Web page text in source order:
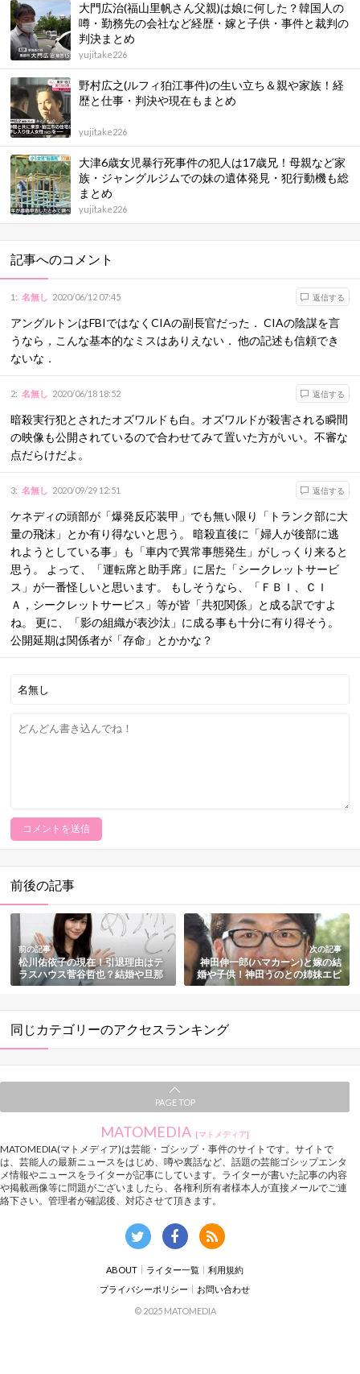
大門広治(福山里帆さん父親)は娘に何した？韓国人の
噂・勤務先の会社など経歴・嫁と子供・事件と裁判の
判決まとめ
yujitake226
野村広之(ルフィ狛江事件)の生い立ち＆親や家族！経
歴と仕事・判決や現在もまとめ
yujitake226
大津6歳女児暴行死事件の犯人は17歳兄！母親など家
族・ジャングルジムでの妹の遺体発見・犯行動機も総
まとめ
yujitake226
記事へのコメント
1 : 名無し 2020/06/12 07:45 返信する
アングルトンはFBIではなくCIAの副長官だった． CIAの陰謀を言
うなら，こんな基本的なミスはありえない． 他の記述も信頼でき
ないな．
2: 名無し 2020/06/18 18:52 返信する
暗殺実行犯とされたオズワルドも白。オズワルドが殺害される瞬間
の映像も公開されているので合わせてみて置いた方がいい。不審な
点だらけだよ。
3: 名無し 2020/09/29 12:51 返信する
ケネディの頭部が「爆発反応装甲」でも無い限り「トランク部に大
量の飛沫」とか有り得ないと思う。 暗殺直後に「婦人が後部に逃
れようとしている事」も「車内で異常事態発生」がしっくり来ると
思う。 よって、「運転席と助手席」に居た「シークレットサービ
ス」が一番怪しいと思います。 もしそうなら、「ＦＢＩ、ＣＩ
Ａ，シークレットサービス」等が皆「共犯関係」と成る訳ですよ
ね。 更に、「影の組織が表沙汰」に成る事も十分に有り得そう。
公開延期は関係者が「存命」とかかな？
前後の記事
前の記事
松川佑依子の現在！引退理由はテ
ラスハウス菅谷哲也？結婚や旦那
の真相も総まとめ
次の記事
神田伸一郎(ハマカーン)と嫁の結
婚や子供！神田うのとの姉妹エピ
ソードも紹介
同じカテゴリーのアクセスランキング
PAGE TOP
MATOMEDIA [マトメディア]
MATOMEDIA(マトメディア)は芸能・ゴシップ・事件のサイトです。サイトで
は、芸能人の最新ニュースをはじめ、噂や裏話など、話題の芸能ゴシップエンタ
メ情報やニュースをライターが記事にしています。ライターが書いた記事の内容
や掲載画像等に問題がございましたら、各権利所有者様本人が直接メールでご連
絡下さい。管理者が確認後、対応させて頂きます。
ABOUT ライター一覧
利用規約
プライバシーポリシー
お問い合わせ
© 2025 MATOMEDIA